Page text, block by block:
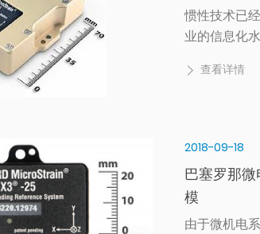
惯性技术已
业的信息化水
查看详情
2018-09-18
巴塞罗那
模
由于微机电